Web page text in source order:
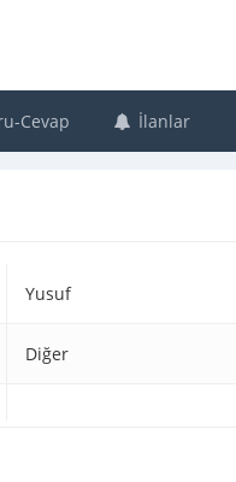
Cevap İlanlar
Yusuf
Diğer